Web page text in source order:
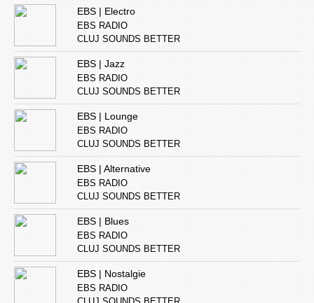
EBS | Electro
EBS RADIO
CLUJ SOUNDS BETTER
EBS | Jazz
EBS RADIO
CLUJ SOUNDS BETTER
EBS | Lounge
EBS RADIO
CLUJ SOUNDS BETTER
EBS | Alternative
EBS RADIO
CLUJ SOUNDS BETTER
EBS | Blues
EBS RADIO
CLUJ SOUNDS BETTER
EBS | Nostalgie
EBS RADIO